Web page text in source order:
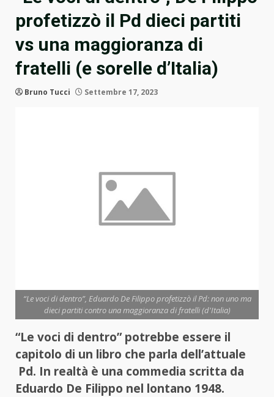
profetizzò il Pd dieci partiti
vs una maggioranza di
fratelli (e sorelle d’Italia)
Bruno Tucci Settembre 17, 2023
“Le voci di dentro”, Eduardo De Filippo profetizzò il Pd: non uno ma
dieci partiti contro una maggioranza di fratelli (d'Italia)
“Le voci di dentro” potrebbe essere il
capitolo di un libro che parla dell’attuale
Pd. In realtà è una commedia scritta da
Eduardo De Filippo nel lontano 1948.